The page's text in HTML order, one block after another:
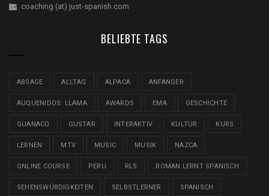
coaching (at) just-spanish.com
BELIEBTE TAGS
ABSAGE ALLTAG ALPACA ANFÄNGER
AUQUENIDOS: LLAMA AWARDS EMA GESCHICHTE
GUANACO GUSTAR INTERAKTIV KULTUR KURS
LERNEN MTV MUSIC MUSIK NAZCA
ONLINE COURSE PERU RLS ROMAN LERNT SPANISCH
SEHENSWÜRDIGKEITEN SELBSTLERNER SPANISCH